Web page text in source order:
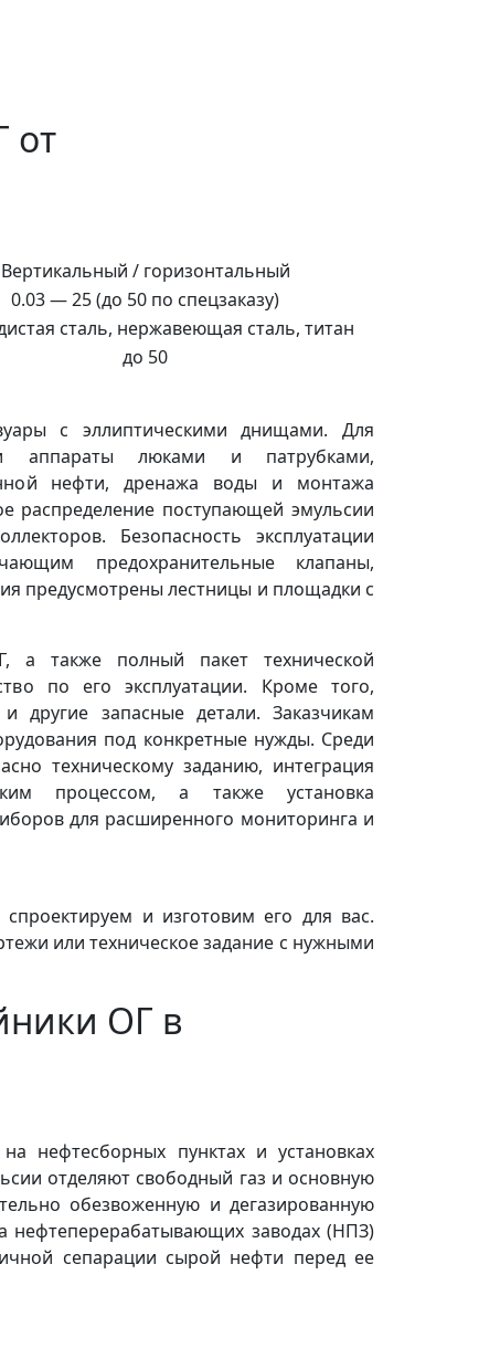
от
Вертикальный / горизонтальный
0.03 — 25 (до 50 по спецзаказу)
сталь, нержавеющая сталь, титан
до 50
с эллиптическими днищами. Для
аппараты люками и патрубками,
нефти, дренажа воды и монтажа
распределение поступающей эмульсии
Безопасность эксплуатации
предохранительные клапаны,
предусмотрены лестницы и площадки с
а также полный пакет технической
по его эксплуатации. Кроме того,
другие запасные детали. Заказчикам
под конкретные нужды. Среди
техническому заданию, интеграция
процессом, а также установка
для расширенного мониторинга и
и изготовим его для вас.
или техническое задание с нужными
ОГ в
нефтесборных пунктах и установках
отделяют свободный газ и основную
обезвоженную и дегазированную
нефтеперерабатывающих заводах (НПЗ)
сепарации сырой нефти перед ее